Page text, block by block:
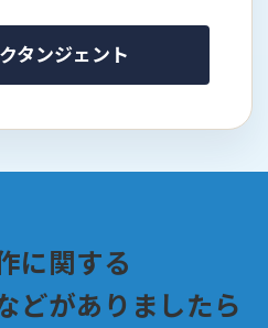
タンジェント
に関する
どがありましたら